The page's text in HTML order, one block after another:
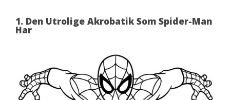
1. Den Utrolige Akrobatik Som Spider-Man
Har